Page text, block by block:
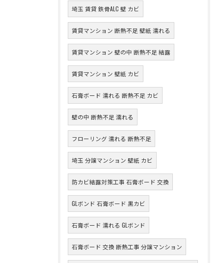
埼玉 賃貸 鉄骨ALC 壁 カビ
賃貸マンション 断熱不足 壁紙 濡れる
賃貸マンション 壁の中 断熱不足 結露
賃貸マンション 壁紙 カビ
石膏ボード 濡れる 断熱不足 カビ
壁の中 断熱不足 濡れる
フローリング 濡れる 断熱不足
埼玉 分譲マンション 壁紙 カビ
防カビ結露対策工事 石膏ボード 交換
GLボンド 石膏ボード 黒カビ
石膏ボード 濡れる GLボンド
石膏ボード 交換 断熱工事 分譲マンション